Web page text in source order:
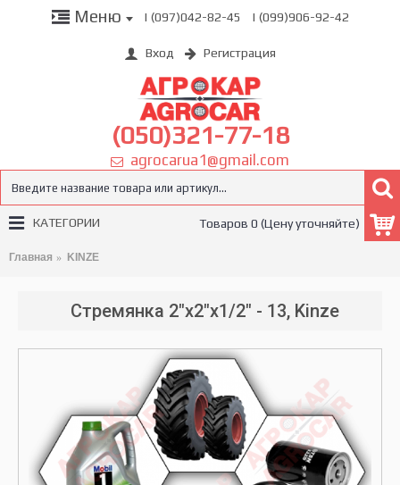
Меню | (097)042-82-45 | (099)906-92-42
Вход Регистрация
(050)321-77-18
agrocarua1@gmail.com
Товаров 0 (Цену уточняйте)
КАТЕГОРИИ
Главная KINZE
Стремянка 2"х2"х1/2" - 13, Kinze